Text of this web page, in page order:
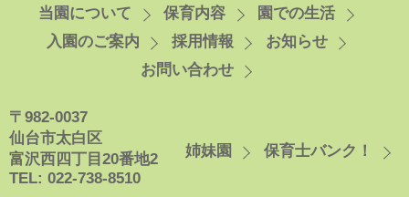
当園について 保育内容
園での生活
入園のご案内
採用情報
お知らせ
お問い合わせ
〒982-0037
仙台市太白区
富沢西四丁目20番地2
TEL: 022-738-8510
姉妹園 保育士バンク！